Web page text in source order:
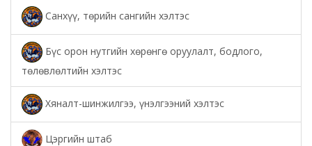
Санхүү, төрийн сангийн хэлтэс
Бүс орон нутгийн хөрөнгө оруулалт, бодлого,
төлөвлөлтийн хэлтэс
Хяналт-шинжилгээ, үнэлгээний хэлтэс
Цэргийн штаб